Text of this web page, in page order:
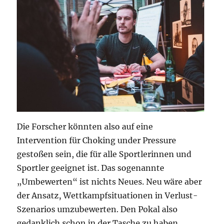
Die Forscher könnten also auf eine
Intervention für Choking under Pressure
gestoßen sein, die für alle Sportlerinnen und
Sportler geeignet ist. Das sogenannte
„Umbewerten“ ist nichts Neues. Neu wäre aber
der Ansatz, Wettkampfsituationen in Verlust-
Szenarios umzubewerten. Den Pokal also